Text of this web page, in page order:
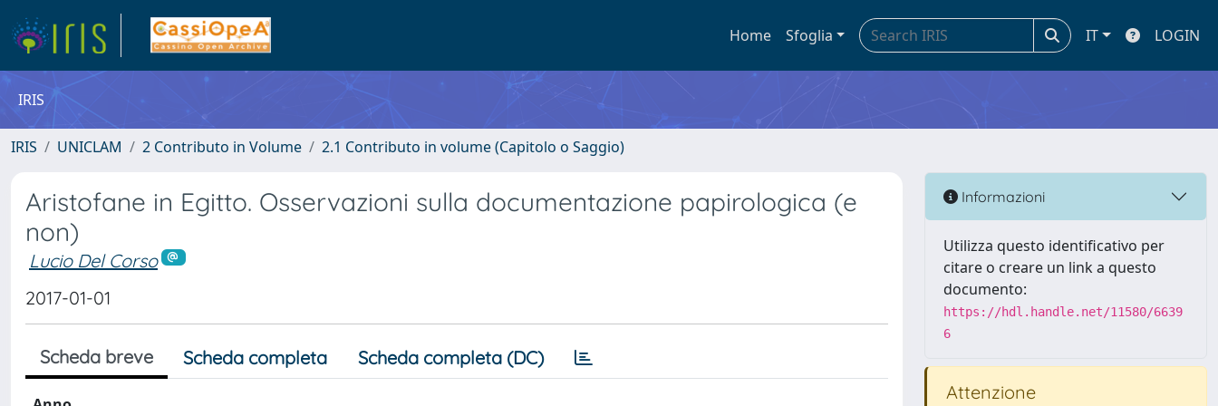
Home Sfoglia IT LOGIN
IRIS
IRIS UNICLAM 2 Contributo in Volume 2.1 Contributo in volume (Capitolo o Saggio)
Aristofane in Egitto. Osservazioni sulla documentazione papirologica (e
non)
Lucio Del Corso
2017-01-01
Scheda breve Scheda completa Scheda completa (DC)
Informazioni
Utilizza questo identificativo per
citare o creare un link a questo
documento:
https://hdl.handle.net/11580/6639
6
Attenzione